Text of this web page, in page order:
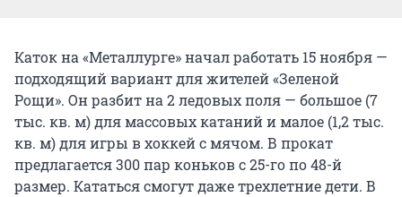
Каток на «Металлурге» начал работать 15 ноября —
подходящий вариант для жителей «Зеленой
Рощи». Он разбит на 2 ледовых поля — большое (7
тыс. кв. м) для массовых катаний и малое (1,2 тыс.
кв. м) для игры в хоккей с мячом. В прокат
предлагается 300 пар коньков с 25-го по 48-й
размер. Кататься смогут даже трехлетние дети. В